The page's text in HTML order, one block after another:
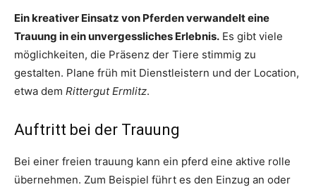
Ein kreativer Einsatz von Pferden verwandelt eine
Trauung in ein unvergessliches Erlebnis. Es gibt viele
möglichkeiten, die Präsenz der Tiere stimmig zu
gestalten. Plane früh mit Dienstleistern und der Location,
etwa dem Rittergut Ermlitz.
Auftritt bei der Trauung
Bei einer freien trauung kann ein pferd eine aktive rolle
übernehmen. Zum Beispiel führt es den Einzug an oder